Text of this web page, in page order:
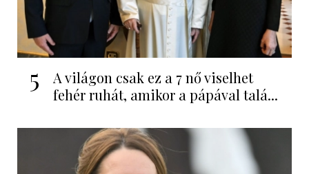
5
A világon csak ez a 7 nő viselhet
fehér ruhát, amikor a pápával talá...